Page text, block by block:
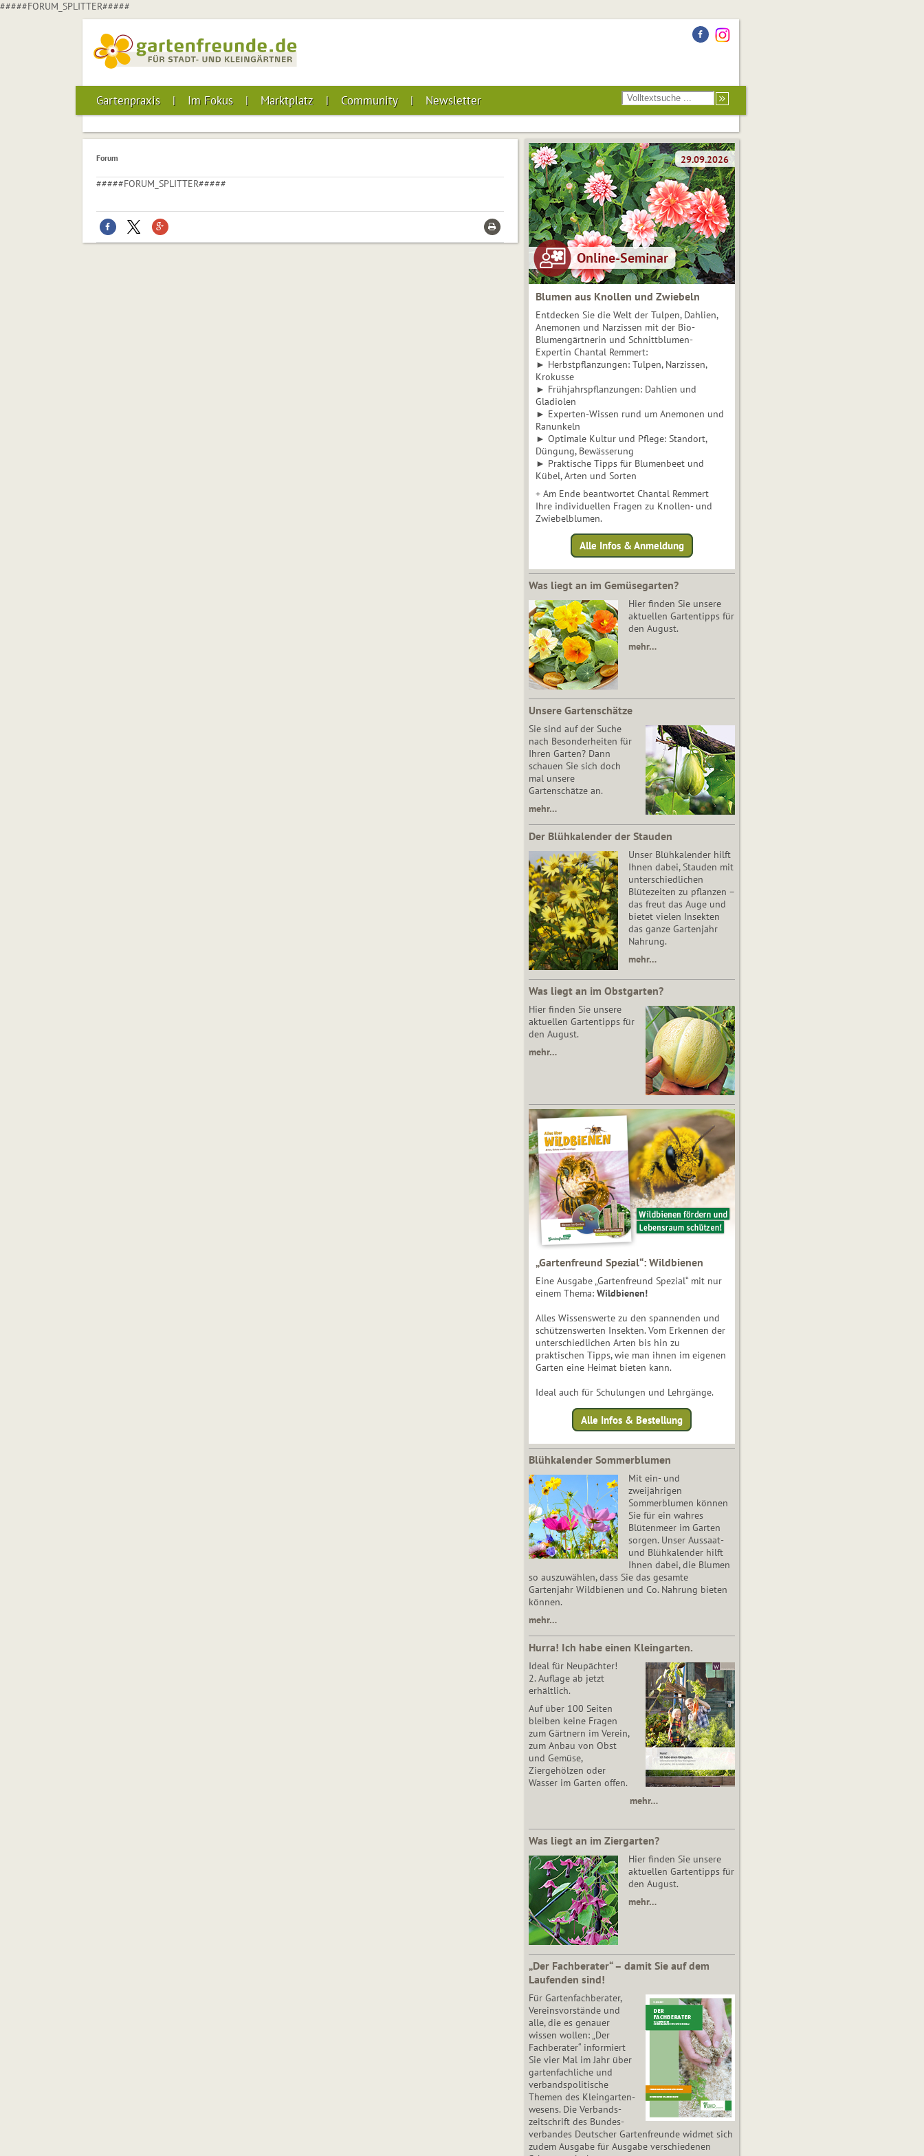
#####FORUM_SPLITTER#####
Gartenpraxis Im Fokus Marktplatz Community Newsletter
Forum
#####FORUM_SPLITTER#####
Blumen aus Knollen und Zwiebeln
Entdecken Sie die Welt der Tulpen, Dahlien,
Anemonen und Narzissen mit der Bio-
Blumengärtnerin und Schnittblumen-
Expertin Chantal Remmert:
► Herbstpflanzungen: Tulpen, Narzissen,
Krokusse
► Frühjahrspflanzungen: Dahlien und
Gladiolen
► Experten-Wissen rund um Anemonen und
Ranunkeln
► Optimale Kultur und Pflege: Standort,
Düngung, Bewässerung
► Praktische Tipps für Blumenbeet und
Kübel, Arten und Sorten
+ Am Ende beantwortet Chantal Remmert
Ihre individuellen Fragen zu Knollen- und
Zwiebelblumen.
Alle Infos & Anmeldung
Was liegt an im Gemüsegarten?
Hier finden Sie unsere
aktuellen Gartentipps für
den August.
mehr…
Unsere Gartenschätze
Sie sind auf der Suche
nach Besonderheiten für
Ihren Garten? Dann
schauen Sie sich doch
mal unsere
Gartenschätze an.
mehr…
Der Blühkalender der Stauden
Unser Blühkalender hilft
Ihnen dabei, Stauden mit
unterschiedlichen
Blütezeiten zu pflanzen –
das freut das Auge und
bietet vielen Insekten
das ganze Gartenjahr
Nahrung.
mehr…
Was liegt an im Obstgarten?
Hier finden Sie unsere
aktuellen Gartentipps für
den August.
mehr…
„Gartenfreund Spezial“: Wildbienen
Eine Ausgabe „Gartenfreund Spezial“ mit nur
einem Thema: Wildbienen!
Alles Wissenswerte zu den spannenden und
schützenswerten Insekten. Vom Erkennen der
unterschiedlichen Arten bis hin zu
praktischen Tipps, wie man ihnen im eigenen
Garten eine Heimat bieten kann.
Ideal auch für Schulungen und Lehrgänge.
Alle Infos & Bestellung
Blühkalender Sommerblumen
Mit ein- und
zweijährigen
Sommerblumen können
Sie für ein wahres
Blütenmeer im Garten
sorgen. Unser Aussaat-
und Blühkalender hilft
Ihnen dabei, die Blumen
so auszuwählen, dass Sie das gesamte
Gartenjahr Wildbienen und Co. Nahrung bieten
können.
mehr…
Hurra! Ich habe einen Kleingarten.
Ideal für Neupächter!
2. Auflage ab jetzt
erhältlich.
Auf über 100 Seiten
bleiben keine Fragen
zum Gärtnern im Verein,
zum Anbau von Obst
und Gemüse,
Ziergehölzen oder
Wasser im Garten offen.
mehr…
Was liegt an im Ziergarten?
Hier finden Sie unsere
aktuellen Gartentipps für
den August.
mehr…
„Der Fachberater“ – damit Sie auf dem
Laufenden sind!
Für Gartenfachberater,
Vereinsvorstände und
alle, die es genauer
wissen wollen: „Der
Fachberater“ informiert
Sie vier Mal im Jahr über
gartenfachliche und
verbandspolitische
Themen des Klein­gar­ten­
wesens. Die Ver­bands­
zeit­schrift des Bun­des­
ver­ban­des Deutscher Gartenfreunde widmet sich
zudem Ausgabe für Ausgabe verschiedenen